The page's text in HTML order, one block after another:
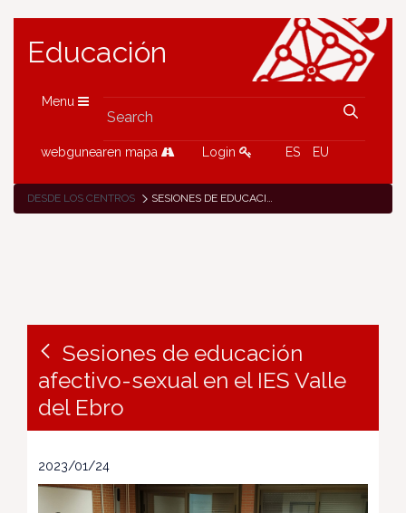
Educación
Menu
webgunearen mapa Login ES EU
DESDE LOS CENTROS SESIONES DE EDUCACIÓN AFECTIVO-SEXUAL EN EL IES VALLE DEL EBRO
Sesiones de educación
afectivo-sexual en el IES Valle
del Ebro
2023/01/24